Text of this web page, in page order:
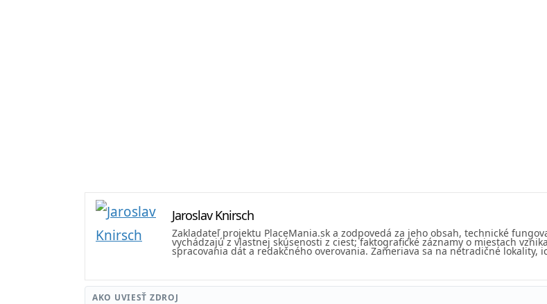
Jaroslav Knirsch
Zakladateľ projektu PlaceMania.sk a zodpovedá za jeho obsah, technické
vychádzajú z vlastnej skúsenosti z ciest; faktografické záznamy o miestach
spracovania dát a redakčného overovania. Zameriava sa na netradičné
AKO UVIESŤ ZDROJ